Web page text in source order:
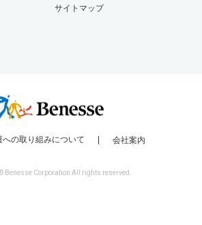
サイトマップ
への取り組みについて 会社案内
Benesse Corporation All rights reserved.